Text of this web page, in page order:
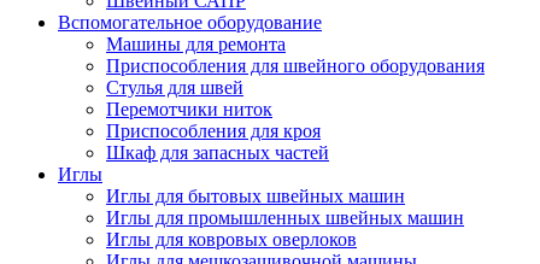
Вспомогательное оборудование
Машины для ремонта
Приспособления для швейного оборудования
Стулья для швей
Перемотчики ниток
Приспособления для кроя
Шкаф для запасных частей
Иглы
Иглы для бытовых швейных машин
Иглы для промышленных швейных машин
Иглы для ковровых оверлоков